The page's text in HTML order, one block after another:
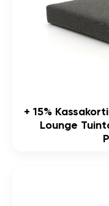
+ 15%
Lounge